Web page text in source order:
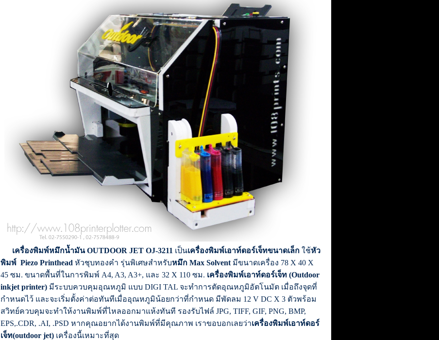
เครื่องพิมพ์หมึกน้ำมัน OUTDOOR JET OJ-3211 เป็นเครื่องพิมพ์เอาท์ดอร์เจ็ทขนาดเล็ก ใช้หัว
พิมพ์ Piezo Printhead หัวชุบทองคำ รุ่นพิเศษสำหรับหมึก Max Solventมีขนาดเครื่อง 78 X 40 X
45 ซม. ขนาดพื้นที่ในการพิมพ์ A4, A3, A3+, และ 32 X 110 ซม. เครื่องพิมพ์เอาท์ดอร์เจ็ท (Outdoor
inkjet printer) มีระบบควบคุมอุณหภูมิ แบบ DIGI TAL จะทำการตัดอุณหภูมิอัตโนมัต เมื่อถึงจุดที่
กำหนดไว้ และจะเริ่มตั้งค่าต่อทันทีเมื่ออุณหภูมิน้อยกว่าที่กำหนด มีพัดลม 12 V DC X 3 ตัวพร้อม
สวิทย์ควบคุมจะทำให้งานพิมพ์ที่ไหลออกมาแห้งทันที รองรับไฟล์ JPG, TIFF, GIF, PNG, BMP,
EPS,.CDR, .AI, .PSD หากคุณอยากได้งานพิมพ์ที่มีคุณภาพ เราขอบอกเลยว่าเครื่องพิมพ์เอาท์ดอร์
เจ็ท(outdoor jet)เครื่องนี้เหมาะที่สุด